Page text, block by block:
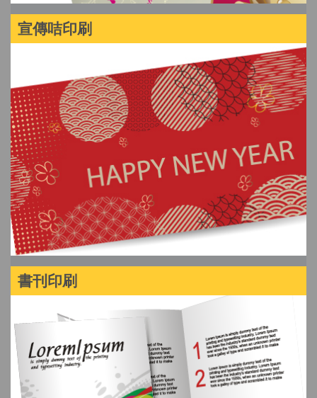
宣傳咭印刷
書刊印刷